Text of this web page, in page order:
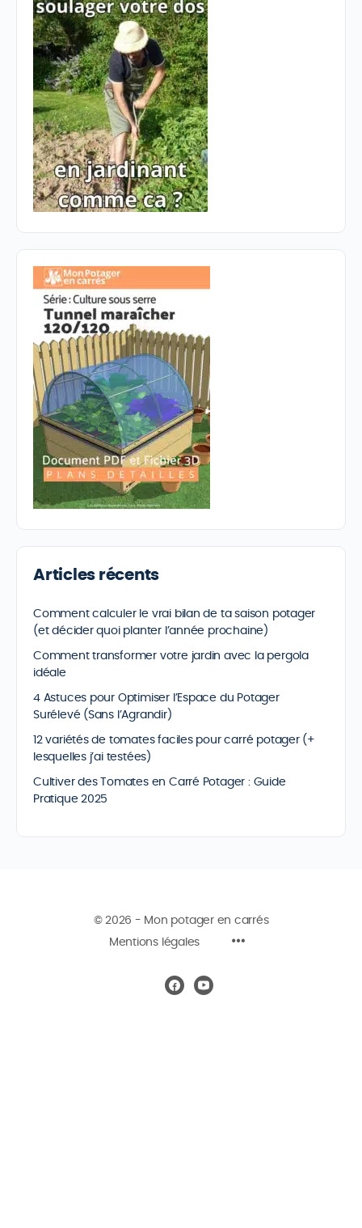
Articles récents
Comment calculer le vrai bilan de ta saison potager
(et décider quoi planter l’année prochaine)
Comment transformer votre jardin avec la pergola
idéale
4 Astuces pour Optimiser l’Espace du Potager
Surélevé (Sans l’Agrandir)
12 variétés de tomates faciles pour carré potager (+
lesquelles j’ai testées)
Cultiver des Tomates en Carré Potager : Guide
Pratique 2025
© 2026 - Mon potager en carrés
Mentions légales